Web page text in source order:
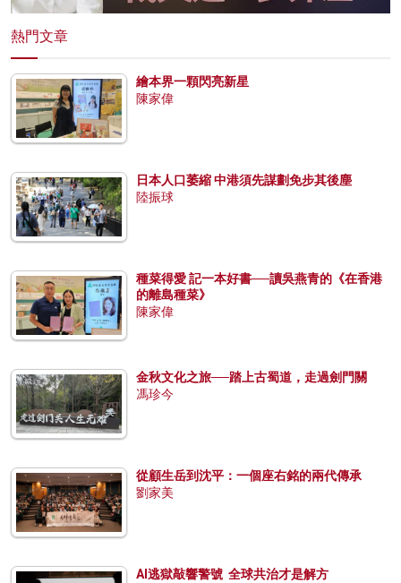
熱門文章
繪本界一顆閃亮新星
陳家偉
日本人口萎縮 中港須先謀劃免步其後塵
陸振球
種菜得愛 記一本好書──讀吳燕青的《在香港
的離島種菜》
陳家偉
金秋文化之旅──踏上古蜀道，走過劍門關
馮珍今
從顧生岳到沈平：一個座右銘的兩代傳承
劉家美
AI逃獄敲響警號 全球共治才是解方